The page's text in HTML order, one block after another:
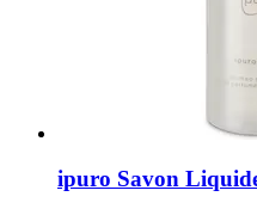
ipuro Savon